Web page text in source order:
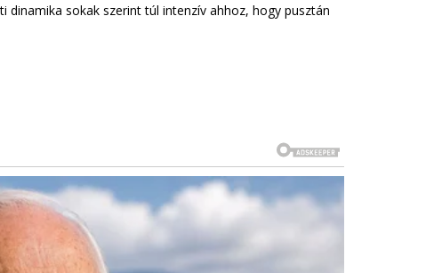
dinamika sokak szerint túl intenzív ahhoz, hogy pusztán